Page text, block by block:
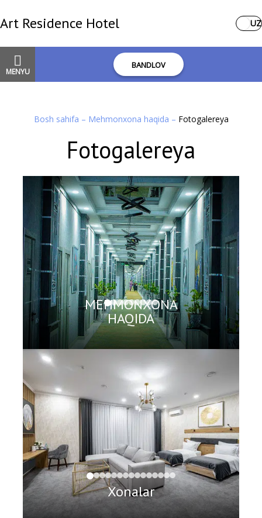
Art Residence Hotel UZ
MENYU
BANDLOV
Bosh sahifa – Mehmonxona haqida – Fotogalereya
Fotogalereya
MEHMONXONA
HAQIDA
Xonalar